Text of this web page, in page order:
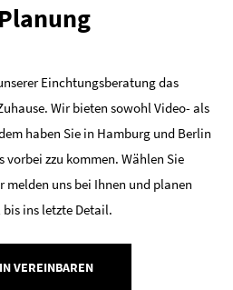
Einchtungsberatung das
Wir bieten sowohl Video- als
haben Sie in Hamburg und Berlin
zzu kommen. Wählen Sie
melden uns bei Ihnen und planen
ins letzte Detail.
VEREINBAREN